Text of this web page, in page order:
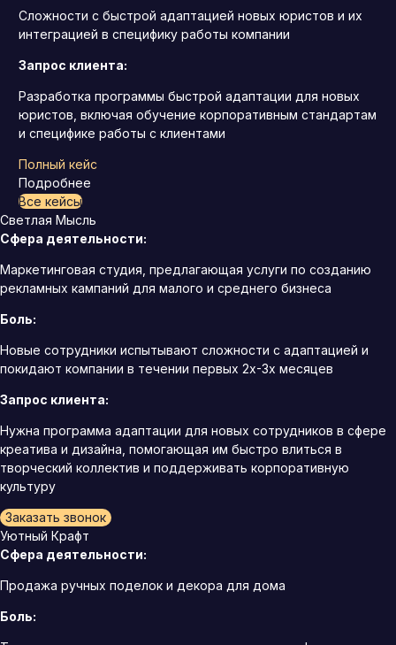
Сложности с быстрой адаптацией новых юристов и их
интеграцией в специфику работы компании
Запрос клиента:
Разработка программы быстрой адаптации для новых
юристов, включая обучение корпоративным стандартам
и специфике работы с клиентами
Полный кейс
Подробнее
Все кейсы
Светлая Мысль
Сфера деятельности:
Маркетинговая студия, предлагающая услуги по созданию
рекламных кампаний для малого и среднего бизнеса
Боль:
Новые сотрудники испытывают сложности с адаптацией и
покидают компании в течении первых 2х-3х месяцев
Запрос клиента:
Нужна программа адаптации для новых сотрудников в сфере
креатива и дизайна, помогающая им быстро влиться в
творческий коллектив и поддерживать корпоративную
культуру
Заказать звонок
Уютный Крафт
Сфера деятельности:
Продажа ручных поделок и декора для дома
Боль: